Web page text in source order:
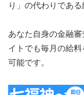
り」の代わりであ
あなた自身の金融
イトでも毎月の給
可能です。